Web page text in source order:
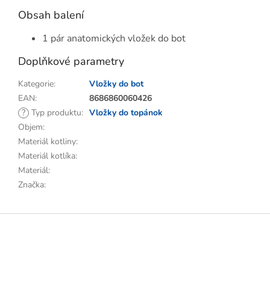
Obsah balení
1 pár anatomických vložek do bot
Doplňkové parametry
Kategorie:
Vložky do bot
EAN:
8686860060426
? Typ produktu: Vložky do topánok
Objem:
Materiál kotliny:
Materiál kotlíka:
Materiál:
Značka:
Z